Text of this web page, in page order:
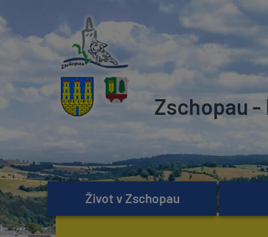
Zschopau
Život v Zschopau